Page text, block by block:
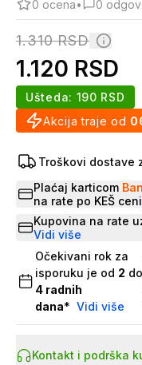
0 ocena• 0
1.310RSD
1.120 RSD
Akcija traje od
Ušteda: 190 RSD
Troškovi dostave
Plaćaj karticom
na rate po KEŠ
Kupovina na rate
Vidi više
Očekivani rok za
isporuku je od 2 do
4 radnih
dana* Vidi više
Kontakt i podrška